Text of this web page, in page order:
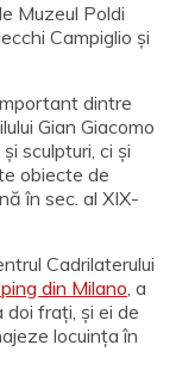
Muzeul Poldi
Campiglio și
dintre
Gian Giacomo
sculpturi, ci și
obiecte de
în sec. al XIX-
Cadrilaterului
din Milano, a
frați, și ei de
locuința în